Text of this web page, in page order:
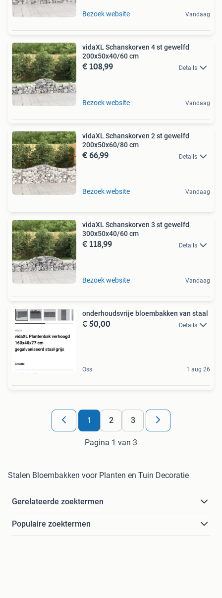
Bezoek website Vandaag
vidaXL Schanskorven 4 st gewelfd
200x50x40/60 cm
€ 108,99 Details
Bezoek website Vandaag
vidaXL Schanskorven 2 st gewelfd
200x50x60/80 cm
€ 66,99 Details
Bezoek website Vandaag
vidaXL Schanskorven 3 st gewelfd
300x50x40/60 cm
€ 118,99 Details
Bezoek website Vandaag
onderhoudsvrije bloembakken van staal
€ 50,00 Details
Oss 1 aug 26
1 2 3
Pagina 1 van 3
Stalen Bloembakken voor Planten en Tuin Decoratie
Gerelateerde zoektermen
Populaire zoektermen